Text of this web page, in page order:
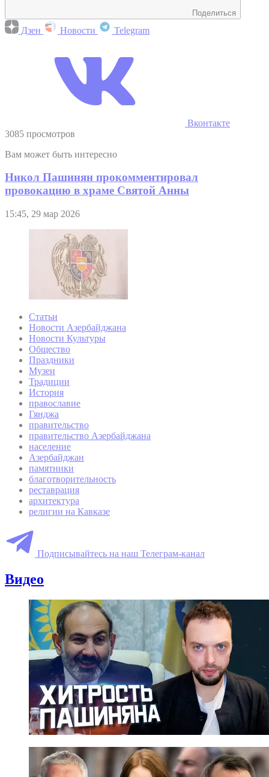
Поделиться
Дзен Новости Telegram
Вконтакте
3085 просмотров
Вам может быть интересно
Никол Пашинян прокомментировал
провокацию в храме Святой Анны
15:45, 29 мар 2026
Статьи
Новости Азербайджана
Новости Культуры
Общество
Праздники
Музеи
Традиции
История
православие
Гянджа
правительство
правительство Азербайджана
население
Азербайджан
памятники
благотворительность
реставрация
архитектура
религии на Кавказе
Подписывайтесь на наш Телеграм-канал
Видео